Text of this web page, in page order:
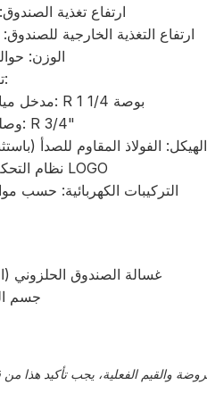
ارتفاع تغذية الصندوق: 1,100 مم
ارتفاع التغذية الخارجية للصندوق: 4,100 مم
الوزن: حوالي
توصيلات المياه:
مدخل مياه التنظيف: R 1 1/4 بوصة
وصلة الشطف: R 3/4"
الهيكل: الفولاذ المقاوم للصدأ
نظام التحكم: وحدة تحكم LOGO
التركيبات الكهربائية: حسب
غسالة الصندوق الحلزوني
جسم